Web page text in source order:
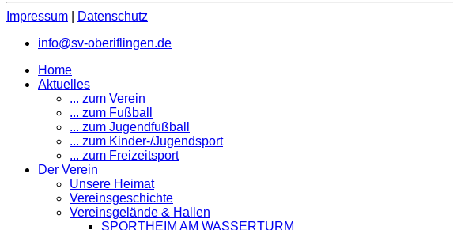
Impressum
Datenschutz
info@sv-oberiflingen.de
Home
Aktuelles
... zum Verein
... zum Fußball
... zum Jugendfußball
... zum Kinder-/Jugendsport
... zum Freizeitsport
Der Verein
Unsere Heimat
Vereinsgeschichte
Vereinsgelände & Hallen
SPORTHEIM AM WASSERTURM